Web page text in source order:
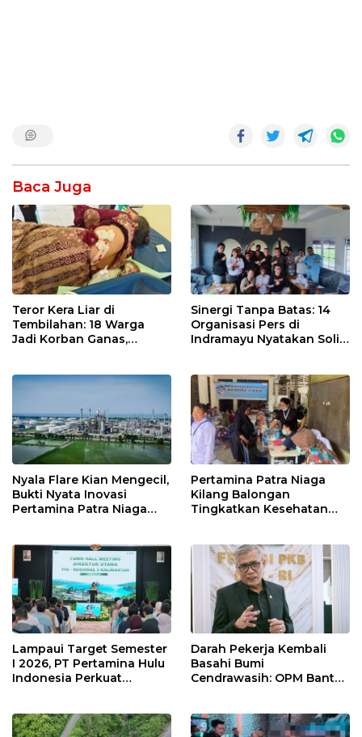
Baca Juga
Teror Kera Liar di
Tembilahan: 18 Warga
Jadi Korban Ganas,
Sinergi Tanpa Batas: 14
Organisasi Pers di
Indramayu Nyatakan Solid
Nyala Flare Kian Mengecil,
Bukti Nyata Inovasi
Pertamina Patra Niaga
Pertamina Patra Niaga
Kilang Balongan
Tingkatkan Kesehatan
Rutin dan Edukasi
Perawatan Gigi
Lampaui Target Semester
I 2026, PT Pertamina Hulu
Indonesia Perkuat
Keselamatan Kerja
Darah Pekerja Kembali
Basahi Bumi
Cendrawasih: OPM Bantai